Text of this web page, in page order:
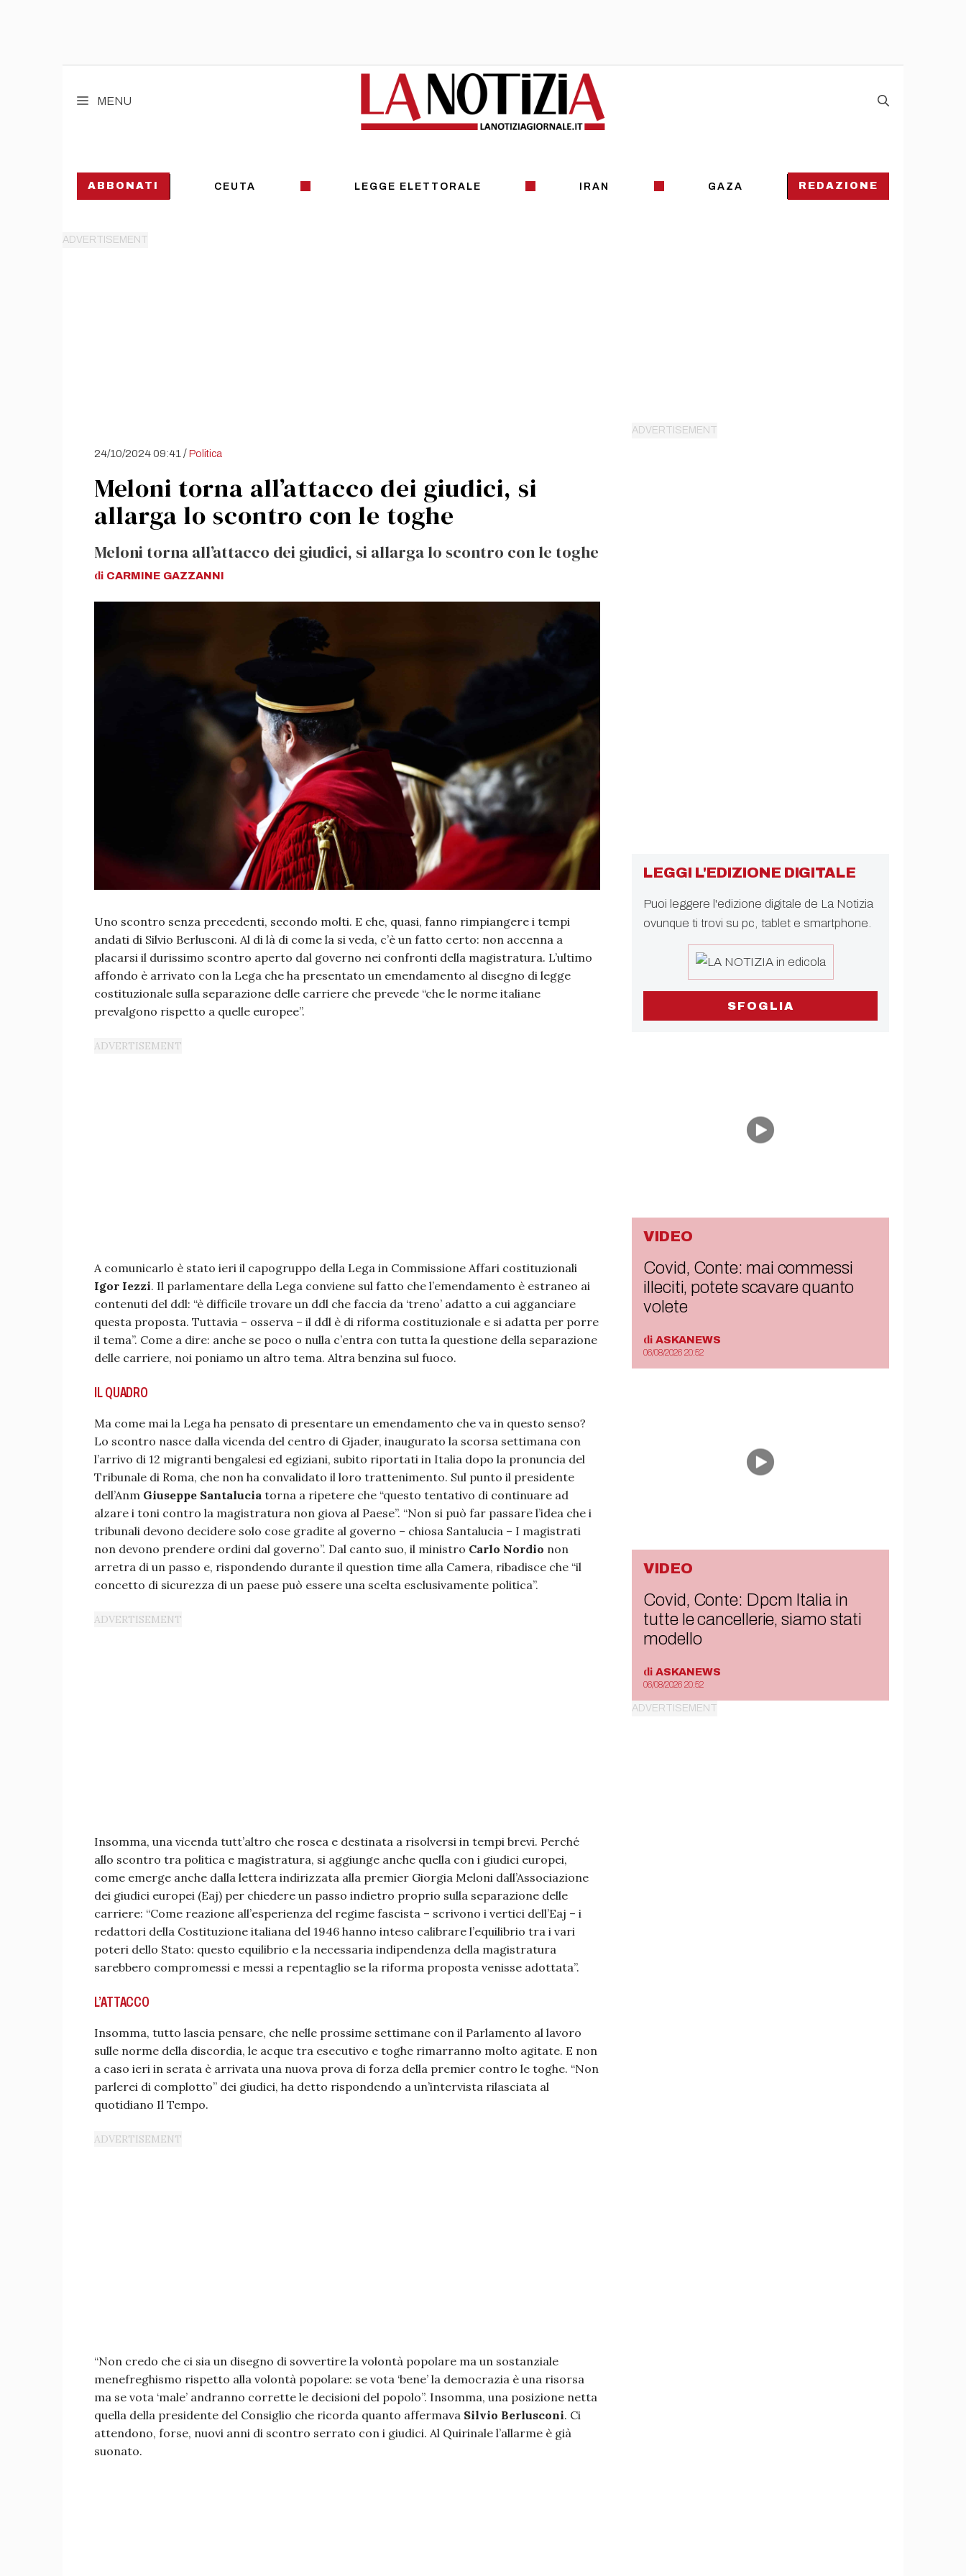
MENU
ABBONATI CEUTA LEGGE ELETTORALE IRAN GAZA REDAZIONE
24/10/2024 09:41 /Politica
Meloni torna all’attacco dei giudici, si
allarga lo scontro con le toghe
Meloni torna all’attacco dei giudici, si allarga lo scontro con le toghe
di CARMINE GAZZANNI
Uno scontro senza precedenti, secondo molti. E che, quasi, fanno rimpiangere i tempi
andati di Silvio Berlusconi. Al di là di come la si veda, c’è un fatto certo: non accenna a
placarsi il durissimo scontro aperto dal governo nei confronti della magistratura. L’ultimo
affondo è arrivato con la Lega che ha presentato un emendamento al disegno di legge
costituzionale sulla separazione delle carriere che prevede “che le norme italiane
prevalgono rispetto a quelle europee”.
A comunicarlo è stato ieri il capogruppo della Lega in Commissione Affari costituzionali
Igor Iezzi. Il parlamentare della Lega conviene sul fatto che l’emendamento è estraneo ai
contenuti del ddl: “è difficile trovare un ddl che faccia da ‘treno’ adatto a cui agganciare
questa proposta. Tuttavia – osserva – il ddl è di riforma costituzionale e si adatta per porre
il tema”. Come a dire: anche se poco o nulla c’entra con tutta la questione della separazione
delle carriere, noi poniamo un altro tema. Altra benzina sul fuoco.
IL QUADRO
Ma come mai la Lega ha pensato di presentare un emendamento che va in questo senso?
Lo scontro nasce dalla vicenda del centro di Gjader, inaugurato la scorsa settimana con
l’arrivo di 12 migranti bengalesi ed egiziani, subito riportati in Italia dopo la pronuncia del
Tribunale di Roma, che non ha convalidato il loro trattenimento. Sul punto il presidente
dell’Anm Giuseppe Santalucia torna a ripetere che “questo tentativo di continuare ad
alzare i toni contro la magistratura non giova al Paese”. “Non si può far passare l’idea che i
tribunali devono decidere solo cose gradite al governo – chiosa Santalucia – I magistrati
non devono prendere ordini dal governo”. Dal canto suo, il ministro Carlo Nordio non
arretra di un passo e, rispondendo durante il question time alla Camera, ribadisce che “il
concetto di sicurezza di un paese può essere una scelta esclusivamente politica”.
Insomma, una vicenda tutt’altro che rosea e destinata a risolversi in tempi brevi. Perché
allo scontro tra politica e magistratura, si aggiunge anche quella con i giudici europei,
come emerge anche dalla lettera indirizzata alla premier Giorgia Meloni dall’Associazione
dei giudici europei (Eaj) per chiedere un passo indietro proprio sulla separazione delle
carriere: “Come reazione all’esperienza del regime fascista – scrivono i vertici dell’Eaj – i
redattori della Costituzione italiana del 1946 hanno inteso calibrare l’equilibrio tra i vari
poteri dello Stato: questo equilibrio e la necessaria indipendenza della magistratura
sarebbero compromessi e messi a repentaglio se la riforma proposta venisse adottata”.
L’ATTACCO
Insomma, tutto lascia pensare, che nelle prossime settimane con il Parlamento al lavoro
sulle norme della discordia, le acque tra esecutivo e toghe rimarranno molto agitate. E non
a caso ieri in serata è arrivata una nuova prova di forza della premier contro le toghe. “Non
parlerei di complotto” dei giudici, ha detto rispondendo a un’intervista rilasciata al
quotidiano Il Tempo.
“Non credo che ci sia un disegno di sovvertire la volontà popolare ma un sostanziale
menefreghismo rispetto alla volontà popolare: se vota ‘bene’ la democrazia è una risorsa
ma se vota ‘male’ andranno corrette le decisioni del popolo”. Insomma, una posizione netta
quella della presidente del Consiglio che ricorda quanto affermava Silvio Berlusconi. Ci
attendono, forse, nuovi anni di scontro serrato con i giudici. Al Quirinale l’allarme è già
suonato.
LEGGI L'EDIZIONE DIGITALE
Puoi leggere l'edizione digitale de La Notizia
ovunque ti trovi su pc, tablet e smartphone.
SFOGLIA
VIDEO
Covid, Conte: mai commessi
illeciti, potete scavare quanto
volete
di ASKANEWS
06/08/2026 20:52
VIDEO
Covid, Conte: Dpcm Italia in
tutte le cancellerie, siamo stati
modello
di ASKANEWS
06/08/2026 20:52